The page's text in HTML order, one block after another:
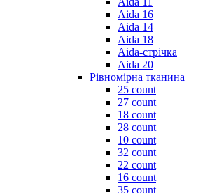
Aida 16
Aida 14
Aida 18
Aida-стрічка
Aida 20
Рівномірна тканина
25 count
27 count
18 count
28 count
10 count
32 count
22 count
16 count
35 count